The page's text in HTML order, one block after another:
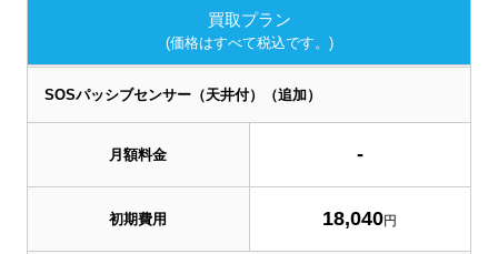
買取プラン
(価格はすべて税込です。)
SOSパッシブセンサー（天井付）（追加）
月額料金 -
初期費用 18,040円